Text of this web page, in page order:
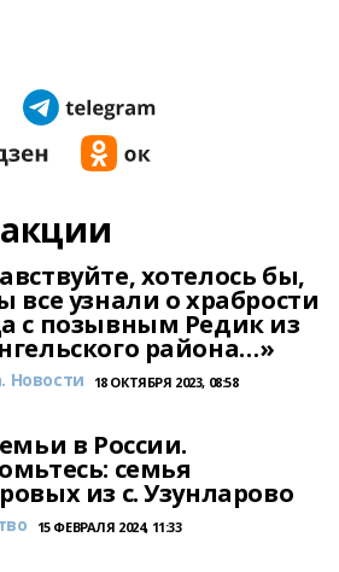
хотелось бы,
все узнали о храбрости
с позывным Редик из
района…»
Новости 18 ОКТЯБРЯ 2023, 08:58
в России.
семья
из с. Узунларово
15 ФЕВРАЛЯ 2024, 11:33